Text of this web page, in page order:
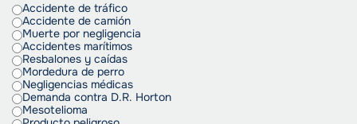
Accidente de tráfico
Accidente de camión
Muerte por negligencia
Accidentes marítimos
Resbalones y caídas
Mordedura de perro
Negligencias médicas
Demanda contra D.R. Horton
Mesotelioma